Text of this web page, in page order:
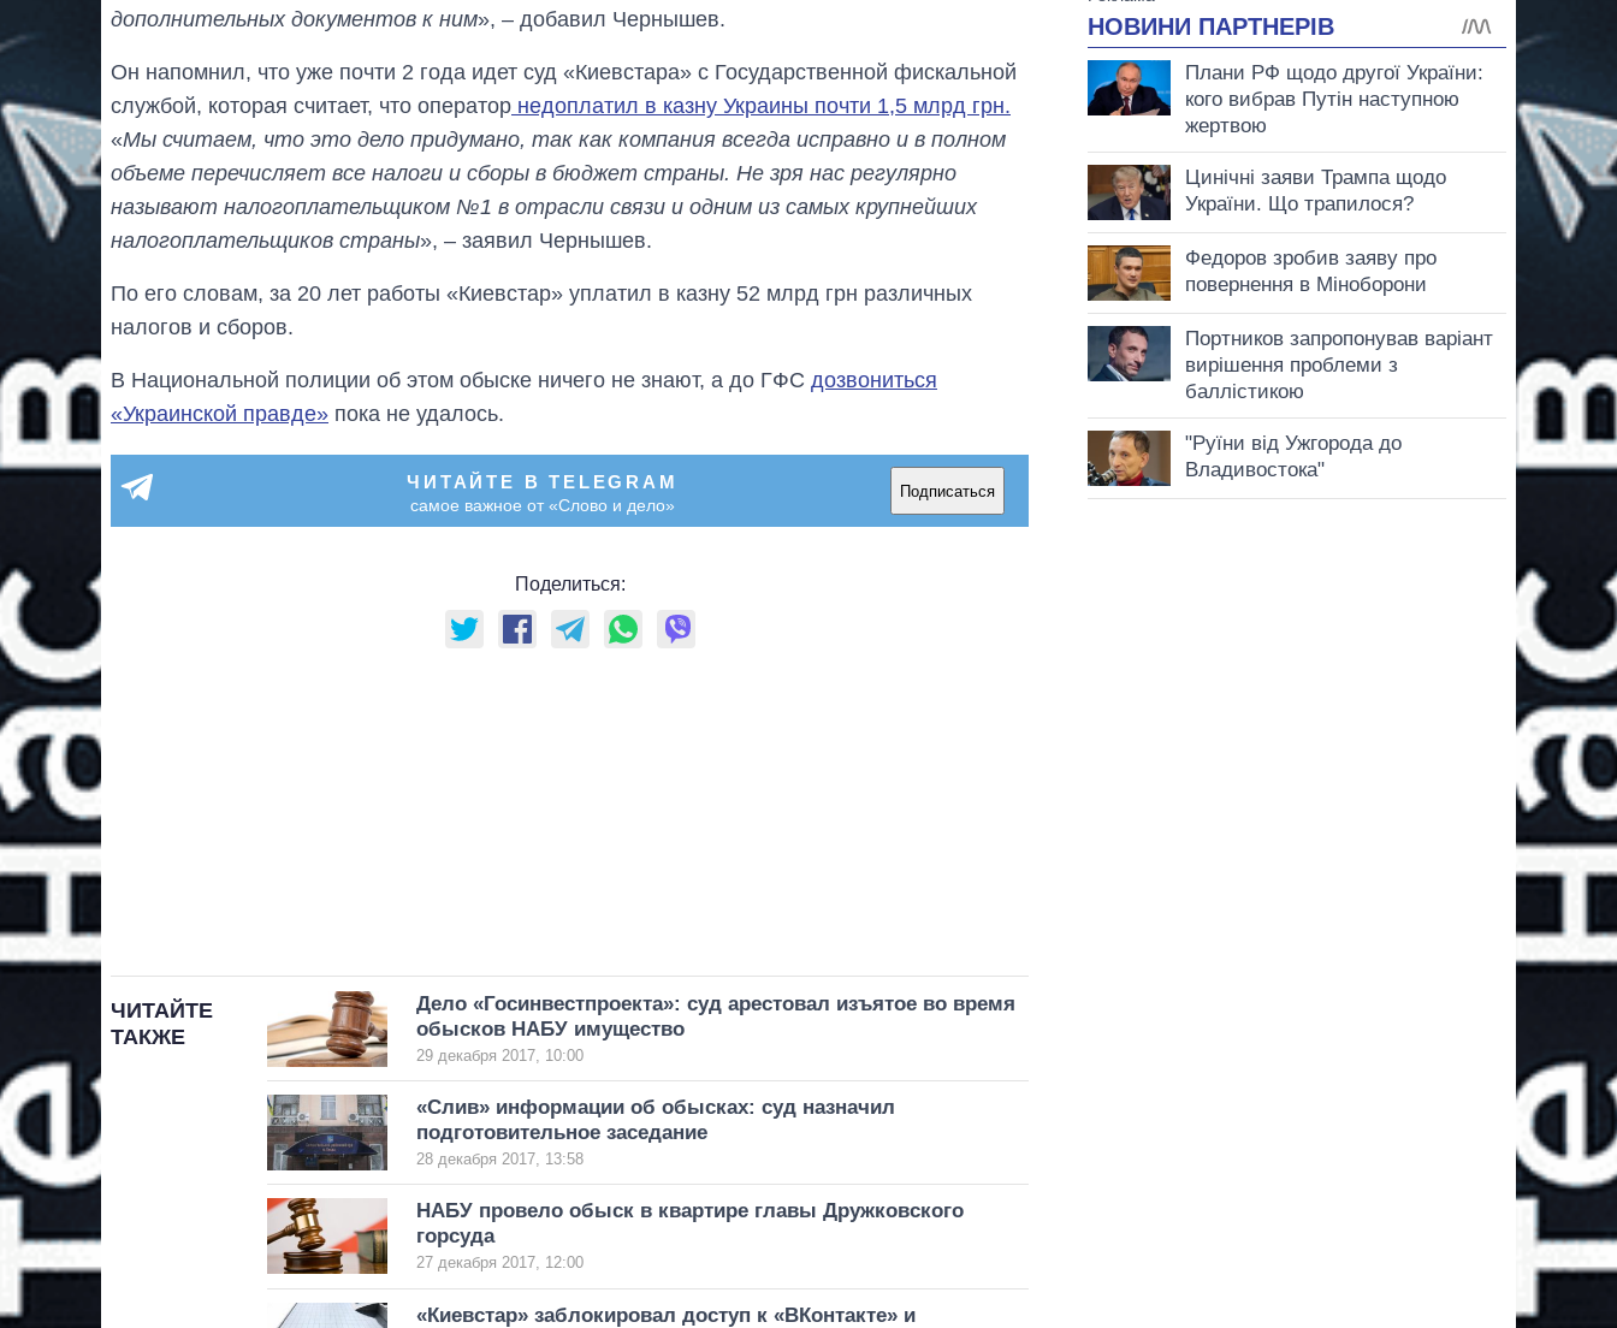
дополнительных документов к ним», – добавил Чернышев.
Он напомнил, что уже почти 2 года идет суд «Киевстара» с Государственной фискальной
службой, которая считает, что оператор недоплатил в казну Украины почти 1,5 млрд грн.
«Мы считаем, что это дело придумано, так как компания всегда исправно и в полном
объеме перечисляет все налоги и сборы в бюджет страны. Не зря нас регулярно
называют налогоплательщиком №1 в отрасли связи и одним из самых крупнейших
налогоплательщиков страны», – заявил Чернышев.
По его словам, за 20 лет работы «Киевстар» уплатил в казну 52 млрд грн различных
налогов и сборов.
В Национальной полиции об этом обыске ничего не знают, а до ГФС дозвониться
«Украинской правде» пока не удалось.
ЧИТАЙТЕ В TELEGRAM
самое важное от «Слово и дело»
Подписаться
Поделиться:
ЧИТАЙТЕ
ТАКЖЕ
Дело «Госинвестпроекта»: суд арестовал изъятое во время
обысков НАБУ имущество
29 декабря 2017, 10:00
«Слив» информации об обысках: суд назначил
подготовительное заседание
28 декабря 2017, 13:58
НАБУ провело обыск в квартире главы Дружковского
горсуда
27 декабря 2017, 12:00
«Киевстар» заблокировал доступ к «ВКонтакте» и